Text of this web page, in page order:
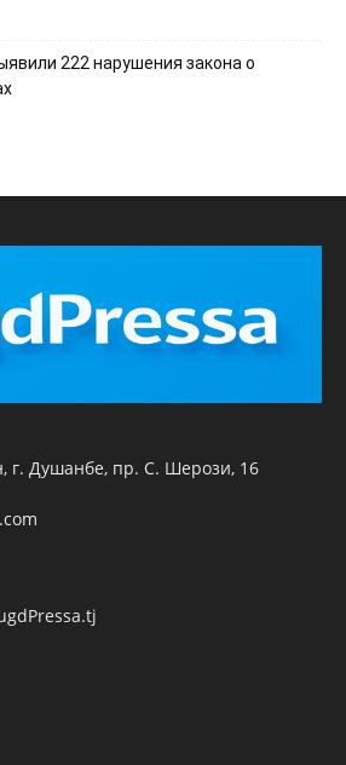
222 нарушения закона о
г. Душанбе, пр. С. Шерози, 16